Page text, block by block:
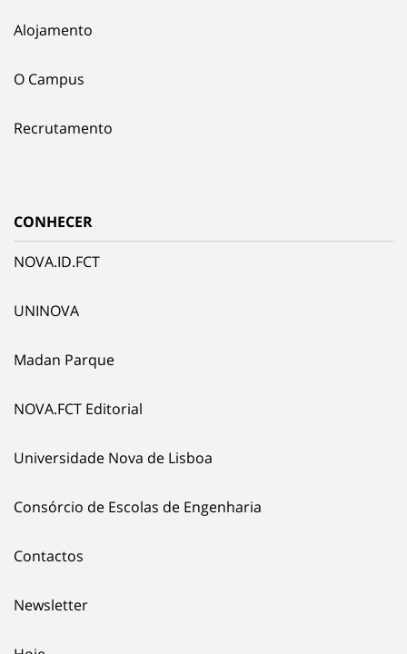
Alojamento
O Campus
Recrutamento
CONHECER
NOVA.ID.FCT
UNINOVA
Madan Parque
NOVA.FCT Editorial
Universidade Nova de Lisboa
Consórcio de Escolas de Engenharia
Contactos
Newsletter